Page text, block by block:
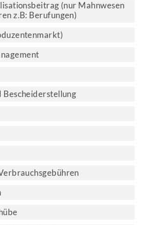
(nur Mahnwesen
z.B: Berufungen)
Bescheiderstellung